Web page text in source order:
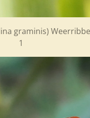
graminis)